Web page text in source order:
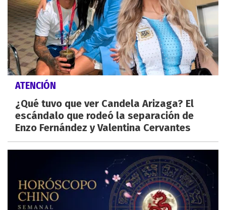
ATENCIÓN
¿Qué tuvo que ver Candela Arizaga? El
escándalo que rodeó la separación de
Enzo Fernández y Valentina Cervantes